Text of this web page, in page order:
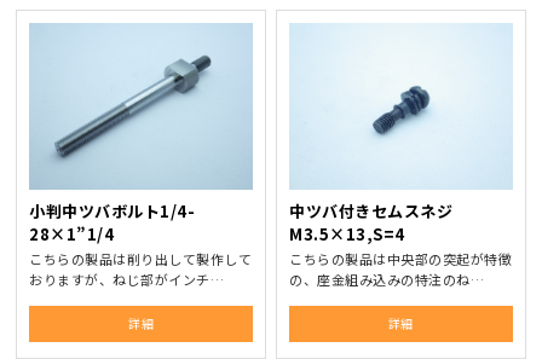
小判中ツバボルト1/4-
28×1”1/4
こちらの製品は削り出して製作して
おりますが、ねじ部がインチ…
詳細
中ツバ付きセムスネジ
M3.5×13,S=4
こちらの製品は中央部の突起が特徴
の、座金組み込みの特注のね…
詳細